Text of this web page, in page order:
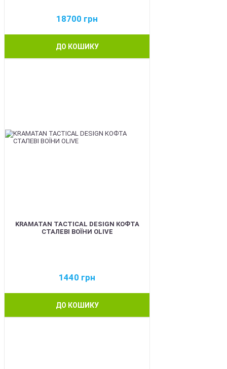
18700 грн
ДО КОШИКУ
KRAMATAN TACTICAL DESIGN КОФТА
СТАЛЕВІ ВОЇНИ OLIVE
1440 грн
ДО КОШИКУ